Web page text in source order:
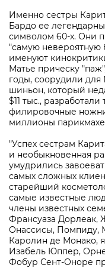
Именно сестры
Бардо ее
символом 60-х. Они
"самую невероятную
именуют
Матье прическу
годы, соорудили
шиньон, который
$11 тыс.,
филировочные
миллионы
"Успех сестрам
и необыкновенная
умудрились
самых сложных
старейший
самые известные
члены известных
Франсуаза Дорлеак,
Онассисы, Помпиду,
Каролин де Монако,
Изабель Юппер,
Фобур Сент-Оноре